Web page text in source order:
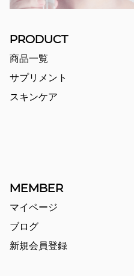
PRODUCT
商品一覧
サプリメント
スキンケア
MEMBER
マイページ
ブログ
新規会員登録